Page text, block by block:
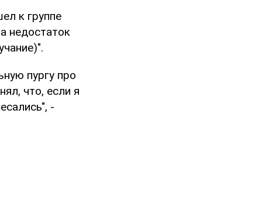
к группе
недостаток
пургу про
что, если я
-